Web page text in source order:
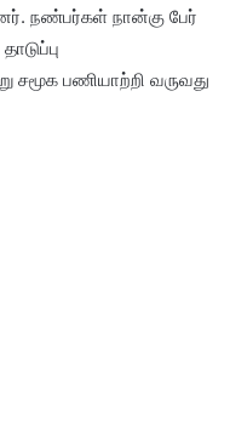
நண்பர்கள் நான்கு பேர்
சமூக பணியாற்றி வருவது